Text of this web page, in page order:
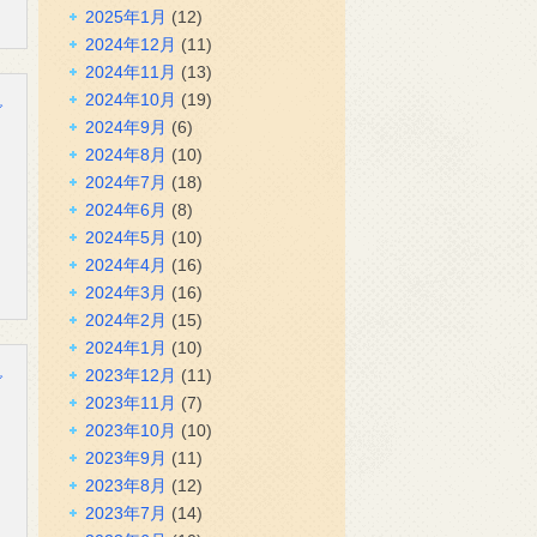
2025年1月 (12)
2024年12月 (11)
2024年11月 (13)
2024年10月 (19)
2024年9月 (6)
2024年8月 (10)
2024年7月 (18)
2024年6月 (8)
2024年5月 (10)
2024年4月 (16)
2024年3月 (16)
2024年2月 (15)
2024年1月 (10)
2023年12月 (11)
2023年11月 (7)
2023年10月 (10)
2023年9月 (11)
2023年8月 (12)
2023年7月 (14)